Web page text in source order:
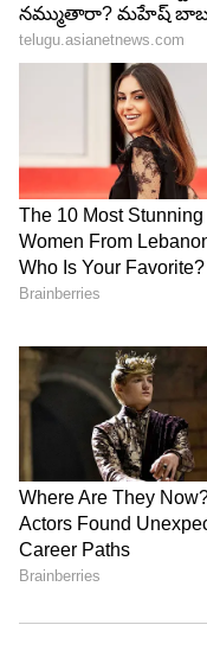
చెమటను
వస్త్రాన్ని లేదా స్కార్ఫ్‌ను
అలాగే, మీ హెల్మెట్
చేసుకోండి. తడి
వల్ల హెయిర్
LATEST VIDEOS